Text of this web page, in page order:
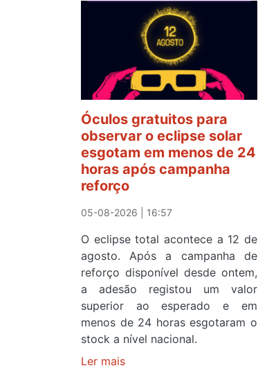
Óculos gratuitos para
observar o eclipse solar
esgotam em menos de 24
horas após campanha
reforço
05-08-2026 | 16:57
O eclipse total acontece a 12 de
agosto. Após a campanha de
reforço disponível desde ontem,
a adesão registou um valor
superior ao esperado e em
menos de 24 horas esgotaram o
stock a nível nacional.
Ler mais